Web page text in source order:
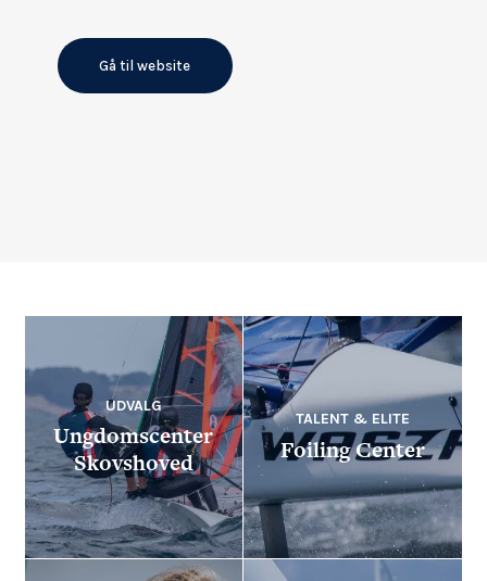
Gå til website
UDVALG
Ungdomscenter
Skovshoved
TALENT & ELITE
Foiling Center